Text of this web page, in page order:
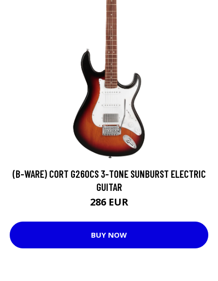
(B-WARE) CORT G260CS 3-TONE SUNBURST ELECTRIC
GUITAR
286 EUR
BUY NOW